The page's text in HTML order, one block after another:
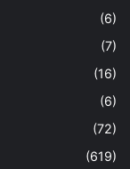
(6)
(7)
(16)
(6)
(72)
(619)